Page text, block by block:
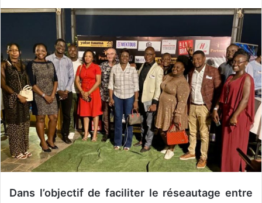
v
o
y
e
r
u
n
c
o
u
r
r
e
Dans l’objectif de faciliter le réseautage entre